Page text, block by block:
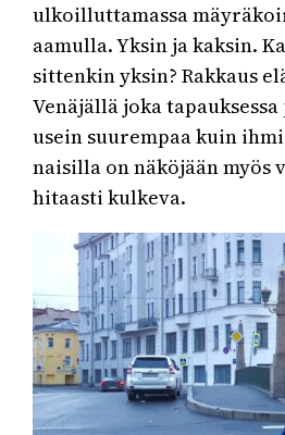
ulkoilluttamassa
aamulla. Yksin ja kaksin.
sittenkin yksin? Rakkaus
Venäjällä joka tapauksessa
usein suurempaa kuin
naisilla on näköjään myös
hitaasti kulkeva.